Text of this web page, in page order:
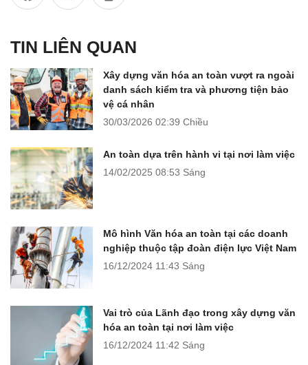
TIN LIÊN QUAN
Xây dựng văn hóa an toàn vượt ra ngoài
danh sách kiểm tra và phương tiện bảo
vệ cá nhân
30/03/2026 02:39 Chiều
An toàn dựa trên hành vi tại nơi làm việc
14/02/2025 08:53 Sáng
Mô hình Văn hóa an toàn tại các doanh
nghiệp thuộc tập đoàn điện lực Việt Nam
16/12/2024 11:43 Sáng
Vai trò của Lãnh đạo trong xây dựng văn
hóa an toàn tại nơi làm việc
16/12/2024 11:42 Sáng